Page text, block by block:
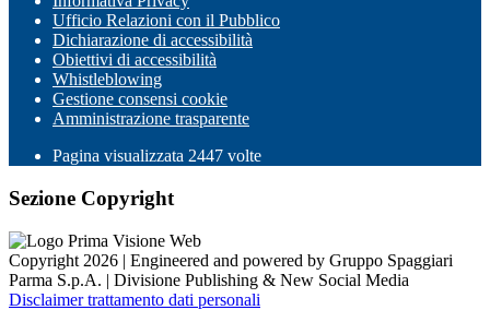
Ufficio Relazioni con il Pubblico
Dichiarazione di accessibilità
Obiettivi di accessibilità
Whistleblowing
Gestione consensi cookie
Amministrazione trasparente
Pagina visualizzata 2447 volte
Sezione Copyright
Copyright 2026 | Engineered and powered by Gruppo Spaggiari
Parma S.p.A. | Divisione Publishing & New Social Media
Disclaimer trattamento dati personali